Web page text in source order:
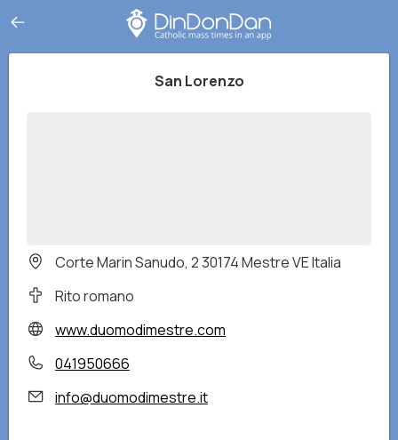
San Lorenzo
Corte Marin Sanudo, 2 30174 Mestre VE Italia
Rito romano
www.duomodimestre.com
041950666
info@duomodimestre.it